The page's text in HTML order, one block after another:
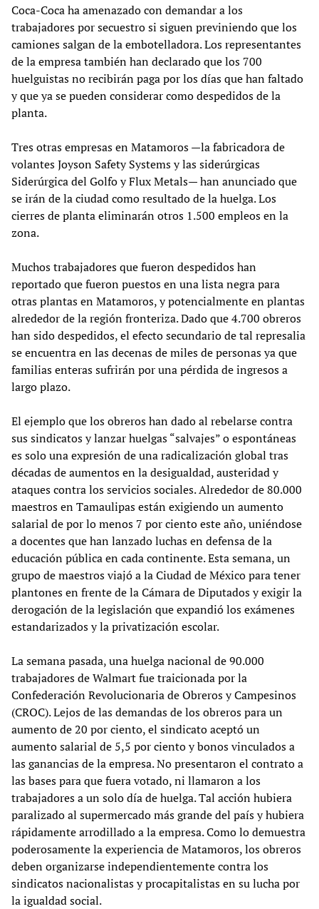
Coca-Coca ha amenazado con demandar a los
trabajadores por secuestro si siguen previniendo que los
camiones salgan de la embotelladora. Los representantes
de la empresa también han declarado que los 700
huelguistas no recibirán paga por los días que han faltado
y que ya se pueden considerar como despedidos de la
planta.
Tres otras empresas en Matamoros —la fabricadora de
volantes Joyson Safety Systems y las siderúrgicas
Siderúrgica del Golfo y Flux Metals— han anunciado que
se irán de la ciudad como resultado de la huelga. Los
cierres de planta eliminarán otros 1.500 empleos en la
zona.
Muchos trabajadores que fueron despedidos han
reportado que fueron puestos en una lista negra para
otras plantas en Matamoros, y potencialmente en plantas
alrededor de la región fronteriza. Dado que 4.700 obreros
han sido despedidos, el efecto secundario de tal represalia
se encuentra en las decenas de miles de personas ya que
familias enteras sufrirán por una pérdida de ingresos a
largo plazo.
El ejemplo que los obreros han dado al rebelarse contra
sus sindicatos y lanzar huelgas “salvajes” o espontáneas
es solo una expresión de una radicalización global tras
décadas de aumentos en la desigualdad, austeridad y
ataques contra los servicios sociales. Alrededor de 80.000
maestros en Tamaulipas están exigiendo un aumento
salarial de por lo menos 7 por ciento este año, uniéndose
a docentes que han lanzado luchas en defensa de la
educación pública en cada continente. Esta semana, un
grupo de maestros viajó a la Ciudad de México para tener
plantones en frente de la Cámara de Diputados y exigir la
derogación de la legislación que expandió los exámenes
estandarizados y la privatización escolar.
La semana pasada, una huelga nacional de 90.000
trabajadores de Walmart fue traicionada por la
Confederación Revolucionaria de Obreros y Campesinos
(CROC). Lejos de las demandas de los obreros para un
aumento de 20 por ciento, el sindicato aceptó un
aumento salarial de 5,5 por ciento y bonos vinculados a
las ganancias de la empresa. No presentaron el contrato a
las bases para que fuera votado, ni llamaron a los
trabajadores a un solo día de huelga. Tal acción hubiera
paralizado al supermercado más grande del país y hubiera
rápidamente arrodillado a la empresa. Como lo demuestra
poderosamente la experiencia de Matamoros, los obreros
deben organizarse independientemente contra los
sindicatos nacionalistas y procapitalistas en su lucha por
la igualdad social.